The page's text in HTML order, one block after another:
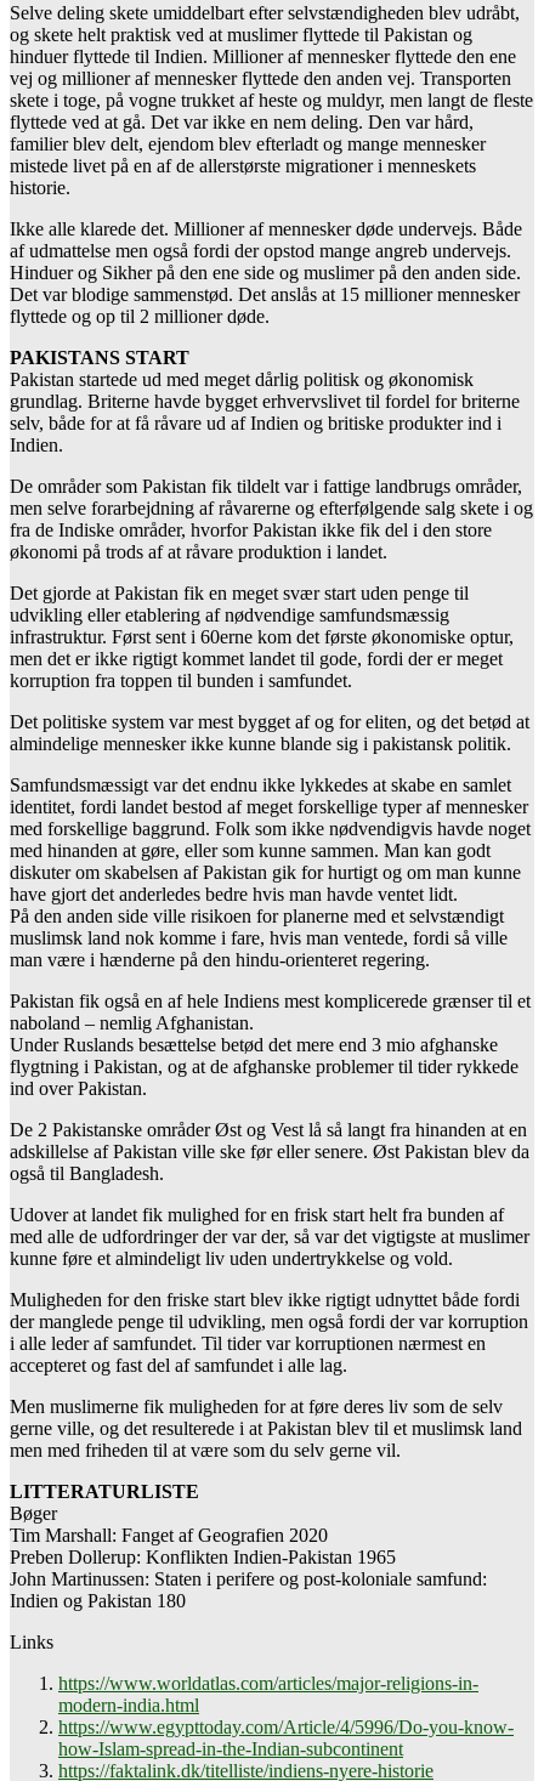
Selve deling skete umiddelbart efter selvstændigheden blev udråbt,
og skete helt praktisk ved at muslimer flyttede til Pakistan og
hinduer flyttede til Indien. Millioner af mennesker flyttede den ene
vej og millioner af mennesker flyttede den anden vej. Transporten
skete i toge, på vogne trukket af heste og muldyr, men langt de fleste
flyttede ved at gå. Det var ikke en nem deling. Den var hård,
familier blev delt, ejendom blev efterladt og mange mennesker
mistede livet på en af de allerstørste migrationer i menneskets
historie.
Ikke alle klarede det. Millioner af mennesker døde undervejs. Både
af udmattelse men også fordi der opstod mange angreb undervejs.
Hinduer og Sikher på den ene side og muslimer på den anden side.
Det var blodige sammenstød. Det anslås at 15 millioner mennesker
flyttede og op til 2 millioner døde.
PAKISTANS START
Pakistan startede ud med meget dårlig politisk og økonomisk
grundlag. Briterne havde bygget erhvervslivet til fordel for briterne
selv, både for at få råvare ud af Indien og britiske produkter ind i
Indien.
De områder som Pakistan fik tildelt var i fattige landbrugs områder,
men selve forarbejdning af råvarerne og efterfølgende salg skete i og
fra de Indiske områder, hvorfor Pakistan ikke fik del i den store
økonomi på trods af at råvare produktion i landet.
Det gjorde at Pakistan fik en meget svær start uden penge til
udvikling eller etablering af nødvendige samfundsmæssig
infrastruktur. Først sent i 60erne kom det første økonomiske optur,
men det er ikke rigtigt kommet landet til gode, fordi der er meget
korruption fra toppen til bunden i samfundet.
Det politiske system var mest bygget af og for eliten, og det betød at
almindelige mennesker ikke kunne blande sig i pakistansk politik.
Samfundsmæssigt var det endnu ikke lykkedes at skabe en samlet
identitet, fordi landet bestod af meget forskellige typer af mennesker
med forskellige baggrund. Folk som ikke nødvendigvis havde noget
med hinanden at gøre, eller som kunne sammen. Man kan godt
diskuter om skabelsen af Pakistan gik for hurtigt og om man kunne
have gjort det anderledes bedre hvis man havde ventet lidt.
På den anden side ville risikoen for planerne med et selvstændigt
muslimsk land nok komme i fare, hvis man ventede, fordi så ville
man være i hænderne på den hindu-orienteret regering.
Pakistan fik også en af hele Indiens mest komplicerede grænser til et
naboland – nemlig Afghanistan.
Under Ruslands besættelse betød det mere end 3 mio afghanske
flygtning i Pakistan, og at de afghanske problemer til tider rykkede
ind over Pakistan.
De 2 Pakistanske områder Øst og Vest lå så langt fra hinanden at en
adskillelse af Pakistan ville ske før eller senere. Øst Pakistan blev da
også til Bangladesh.
Udover at landet fik mulighed for en frisk start helt fra bunden af
med alle de udfordringer der var der, så var det vigtigste at muslimer
kunne føre et almindeligt liv uden undertrykkelse og vold.
Muligheden for den friske start blev ikke rigtigt udnyttet både fordi
der manglede penge til udvikling, men også fordi der var korruption
i alle leder af samfundet. Til tider var korruptionen nærmest en
accepteret og fast del af samfundet i alle lag.
Men muslimerne fik muligheden for at føre deres liv som de selv
gerne ville, og det resulterede i at Pakistan blev til et muslimsk land
men med friheden til at være som du selv gerne vil.
LITTERATURLISTE
Bøger
Tim Marshall: Fanget af Geografien 2020
Preben Dollerup: Konflikten Indien-Pakistan 1965
John Martinussen: Staten i perifere og post-koloniale samfund:
Indien og Pakistan 180
Links
https://www.worldatlas.com/articles/major-religions-in-
modern-india.html
https://www.egypttoday.com/Article/4/5996/Do-you-know-
how-Islam-spread-in-the-Indian-subcontinent
https://faktalink.dk/titelliste/indiens-nyere-historie